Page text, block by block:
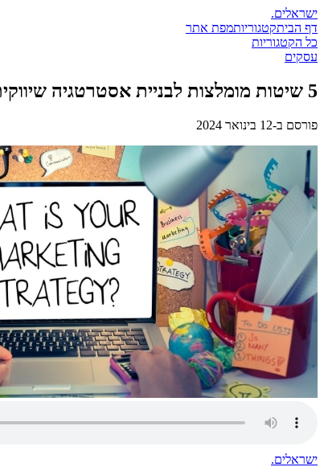
ישראלים.
דף הביתקטגוריותמפת אתר
כל הקטגוריות
עסקים
5 שיטות מומלצות לבניית אסטרטגיה שיווקית
פורסם ב-12 בינואר 2024
ישראלים.